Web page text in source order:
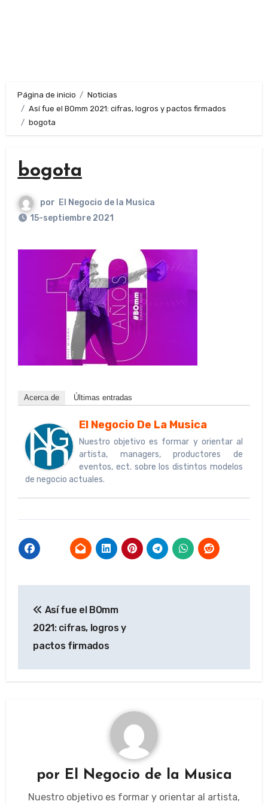
Página de inicio
Noticias
Así fue el BOmm 2021: cifras, logros y pactos firmados
bogota
bogota
por El Negocio de la Musica
15-septiembre 2021
Acerca de Últimas entradas
El Negocio De La Musica
Nuestro objetivo es formar y orientar al
artista, managers, productores de
eventos, ect. sobre los distintos modelos
de negocio actuales.
de
entradas
Así fue el BOmm
2021: cifras, logros y
pactos firmados
por El Negocio de la Musica
Nuestro objetivo es formar y orientar al artista,